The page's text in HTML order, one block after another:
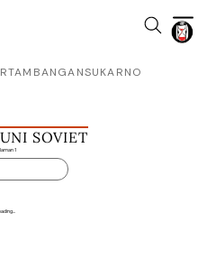
SOVIET
1
SUKARNO